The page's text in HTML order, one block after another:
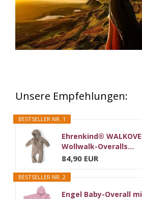
Unsere Empfehlungen:
BESTSELLER NR. 1
Ehrenkind®
Wollwalk-Overalls...
84,90 EUR
BESTSELLER NR. 2
Engel Baby-Overall